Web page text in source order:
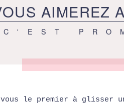
AIMEREZ
C'EST
vous le premier à glisser